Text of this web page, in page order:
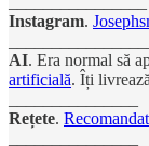
Instagram.
AI. Era normal să
artificială. Îți
Rețete.